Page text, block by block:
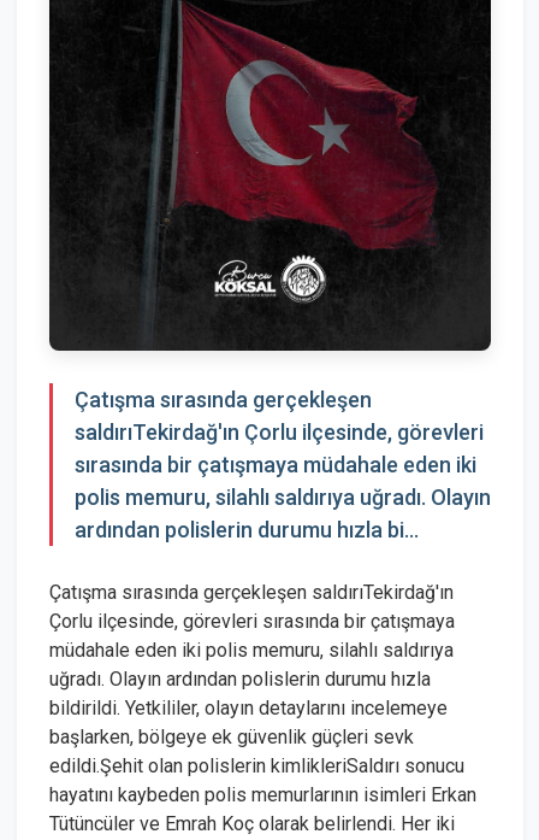
Çatışma sırasında gerçekleşen
saldırıTekirdağ'ın Çorlu ilçesinde, görevleri
sırasında bir çatışmaya müdahale eden iki
polis memuru, silahlı saldırıya uğradı. Olayın
ardından polislerin durumu hızla bi...
Çatışma sırasında gerçekleşen saldırıTekirdağ'ın
Çorlu ilçesinde, görevleri sırasında bir çatışmaya
müdahale eden iki polis memuru, silahlı saldırıya
uğradı. Olayın ardından polislerin durumu hızla
bildirildi. Yetkililer, olayın detaylarını incelemeye
başlarken, bölgeye ek güvenlik güçleri sevk
edildi.Şehit olan polislerin kimlikleriSaldırı sonucu
hayatını kaybeden polis memurlarının isimleri Erkan
Tütüncüler ve Emrah Koç olarak belirlendi. Her iki